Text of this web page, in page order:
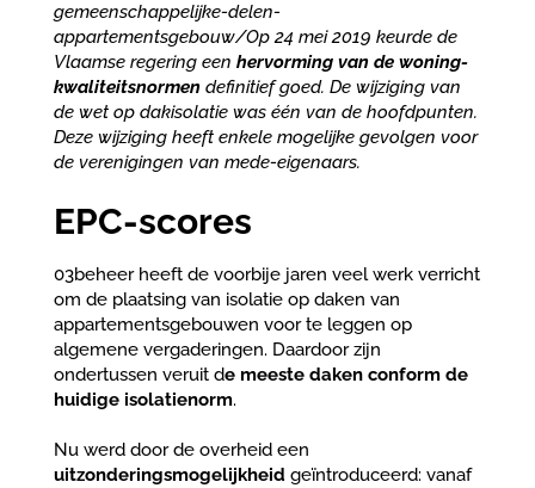
gemeenschappelijke-delen-
appartementsgebouw/Op 24 mei 2019 keurde de
Vlaamse regering een hervorming van de woning-
kwaliteitsnormen definitief goed. De wijziging van
de wet op dakisolatie was één van de hoofdpunten.
Deze wijziging heeft enkele mogelijke gevolgen voor
de verenigingen van mede-eigenaars.
EPC-scores
03beheer heeft de voorbije jaren veel werk verricht
om de plaatsing van isolatie op daken van
appartementsgebouwen voor te leggen op
algemene vergaderingen. Daardoor zijn
ondertussen veruit de meeste daken conform de
huidige isolatienorm.
Nu werd door de overheid een
uitzonderingsmogelijkheid geïntroduceerd: vanaf